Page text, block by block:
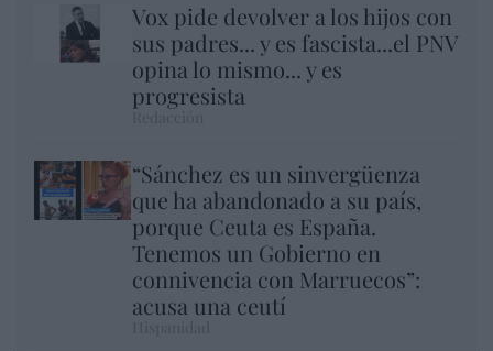
Vox pide devolver a los hijos con
sus padres... y es fascista...el PNV
opina lo mismo... y es
progresista
“Sánchez es un sinvergüenza
que ha abandonado a su país,
porque Ceuta es España.
Tenemos un Gobierno en
connivencia con Marruecos”:
acusa una ceutí